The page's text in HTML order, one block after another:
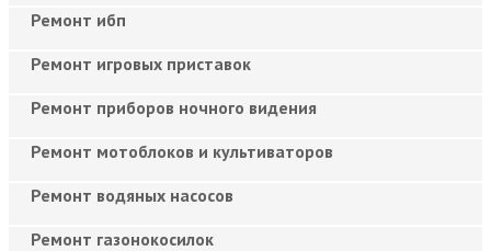
Ремонт ибп
Ремонт игровых приставок
Ремонт приборов ночного видения
Ремонт мотоблоков и культиваторов
Ремонт водяных насосов
Ремонт газонокосилок